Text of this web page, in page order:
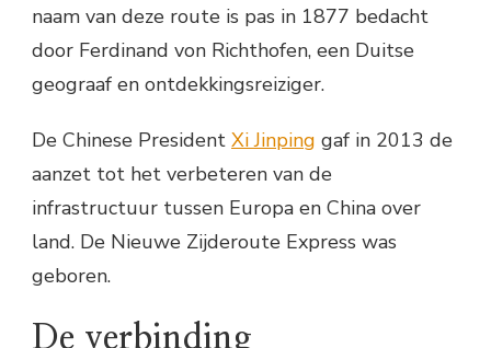
naam van deze route is pas in 1877 bedacht
door Ferdinand von Richthofen, een Duitse
geograaf en ontdekkingsreiziger.
De Chinese President Xi Jinping gaf in 2013 de
aanzet tot het verbeteren van de
infrastructuur tussen Europa en China over
land. De Nieuwe Zijderoute Express was
geboren.
De verbinding